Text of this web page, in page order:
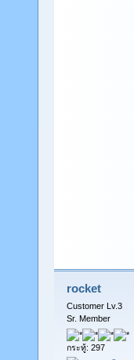
rocket
Customer Lv.3
Sr. Member
กระทู้: 297